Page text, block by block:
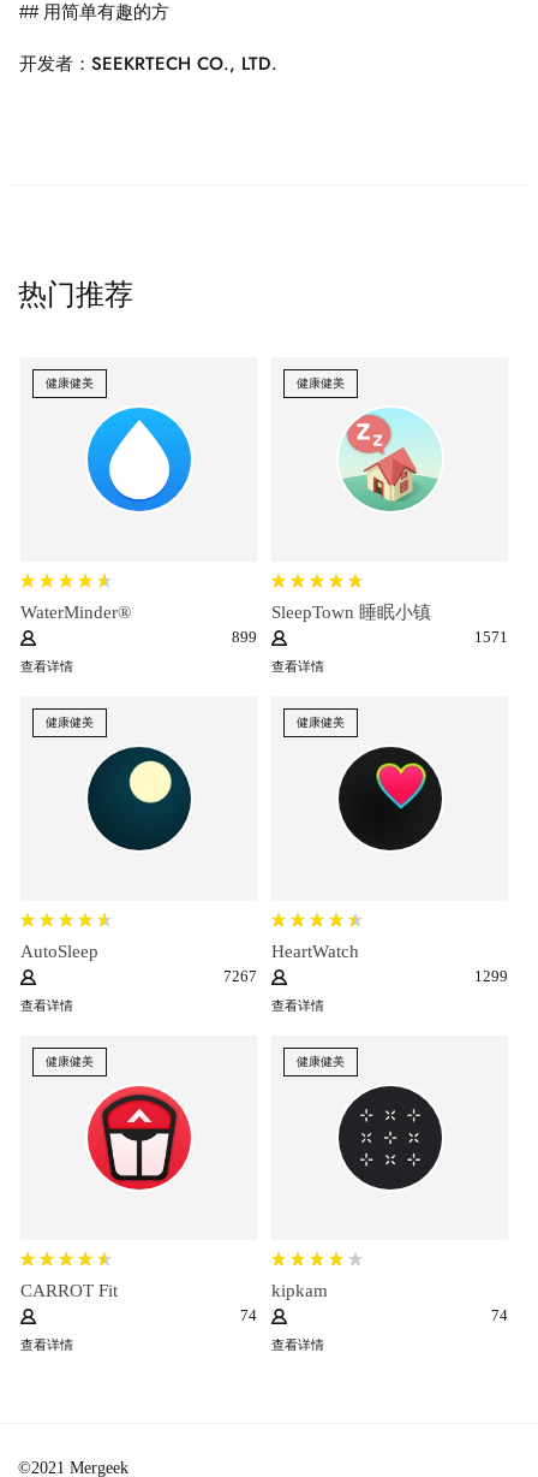
## 用简单有趣的方
开发者：SEEKRTECH CO., LTD.
热门推荐
健康健美
WaterMinder®
899
查看详情
健康健美
SleepTown 睡眠小镇
1571
查看详情
健康健美
AutoSleep
7267
查看详情
健康健美
HeartWatch
1299
查看详情
健康健美
CARROT Fit
74
查看详情
健康健美
kipkam
74
查看详情
©2021 Mergeek